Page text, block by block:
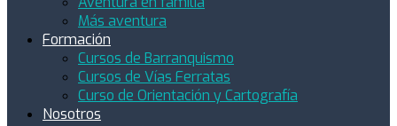
Más aventura
Formación
Cursos de Barranquismo
Cursos de Vías Ferratas
Curso de Orientación y Cartografía
Nosotros